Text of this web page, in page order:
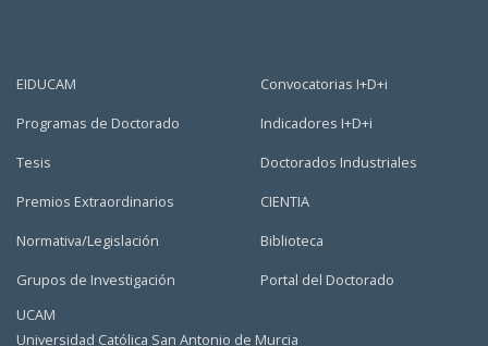
EIDUCAM
Programas de Doctorado
Tesis
Premios Extraordinarios
Normativa/Legislación
Grupos de Investigación
Convocatorias I+D+i
Indicadores I+D+i
Doctorados Industriales
CIENTIA
Biblioteca
Portal del Doctorado
UCAM
Universidad Católica San Antonio de Murcia